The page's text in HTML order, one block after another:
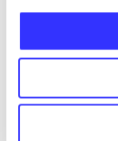
Alle
...
...